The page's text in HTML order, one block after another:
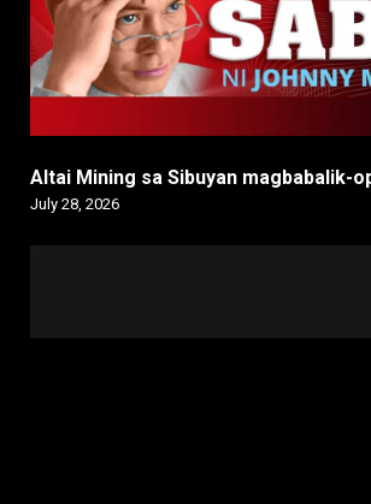
Altai Mining sa Sibuyan magbabalik-
July 28, 2026